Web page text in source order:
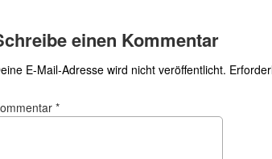
einen Kommentar
E-Mail-Adresse wird nicht veröffentlicht.
*